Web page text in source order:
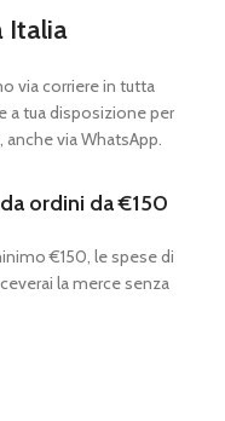
Italia
via corriere in tutta
a tua disposizione per
via WhatsApp.
ordini da €150
€150, le spese di
la merce senza